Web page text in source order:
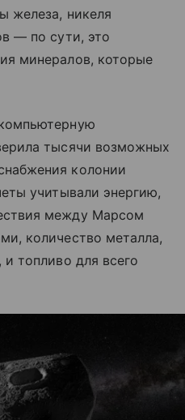
железа, никеля
— по сути, это
минералов, которые
тысячи возможных
колонии
учитывали энергию,
между Марсом
количество металла,
топливо для всего